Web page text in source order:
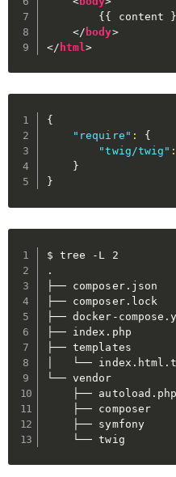
{{ content
</ body>
</ html>
{
"require" :
{
"twig/twig" :
}
}
$ tree -L 2
.
├── composer.json
├── composer.lock
├── docker-
├── index.php
├── templates
│   └──
└── vendor
    ├── autoload.php
    ├── composer
    ├── symfony
    └── twig